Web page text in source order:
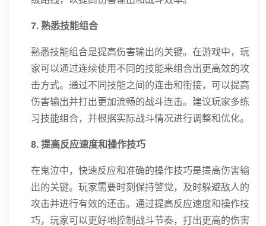
7. 熟悉技能组合
熟悉技能组合是提高伤害输出的关键。在游戏中，玩
家可以通过连续使用不同的技能来组合出更高效的攻
击方式。通过不同技能之间的连击和衔接，可以提高
伤害输出并打出更加流畅的战斗连击。建议玩家多练
习技能组合，并根据实际战斗情况进行调整和优化。
8. 提高反应速度和操作技巧
在鬼泣中，快速反应和准确的操作技巧是提高伤害输
出的关键。玩家需要时刻保持警觉，及时躲避敌人的
攻击并进行有效的还击。通过提高反应速度和操作技
巧，玩家可以更好地控制战斗节奏，打出更高的伤害